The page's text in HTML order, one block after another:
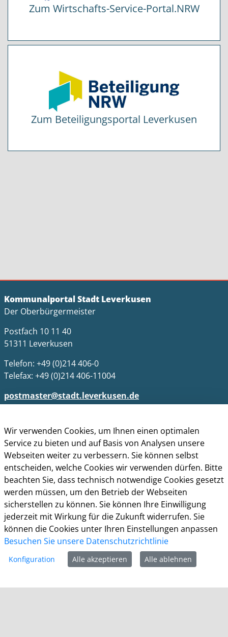
Zum Wirtschafts-Service-Portal.NRW
Zum Beteiligungsportal Leverkusen
Kommunalportal Stadt Leverkusen
Der Oberbürgermeister
Postfach 10 11 40
51311 Leverkusen
Telefon: +49 (0)214 406-0
Telefax: +49 (0)214 406-11004
postmaster@stadt.leverkusen.de
Die allgemeinen Servicezeiten der Verwaltung
(telefonische Erreichbarkeit) sind:
Montag bis Donnerstag: 8.30 bis 15.30 Uhr
Freitag: 8.30 Uhr bis 13.30 Uhr
Impressum
Datenschutz
Cookie-Richtlinie
Barrierefreiheit
Kontakt
Wir verwenden Cookies, um Ihnen einen optimalen
Service zu bieten und auf Basis von Analysen unsere
Webseiten weiter zu verbessern. Sie können selbst
entscheiden, welche Cookies wir verwenden dürfen. Bitte
beachten Sie, dass technisch notwendige Cookies gesetzt
werden müssen, um den Betrieb der Webseiten
sicherstellen zu können. Sie können Ihre Einwilligung
jederzeit mit Wirkung für die Zukunft widerrufen. Sie
können die Cookies unter Ihren Einstellungen anpassen
Besuchen Sie unsere Datenschutzrichtlinie
Konfiguration Alle akzeptieren Alle ablehnen